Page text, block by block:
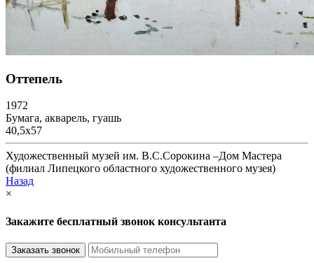
Оттепель
1972
Бумага, акварель, гуашь
40,5х57
Художественный музей им. В.С.Сорокина –Дом Мастера
(филиал Липецкого областного художественного музея)
Назад
×
Закажите бесплатный звонок консультанта